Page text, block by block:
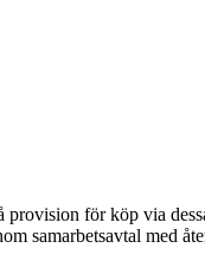
för köp via
samarbetsavtal med